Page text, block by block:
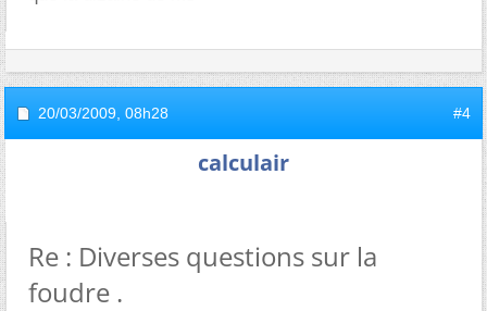
20/03/2009, 08h28 #4
calculair
Re : Diverses questions sur la
foudre .